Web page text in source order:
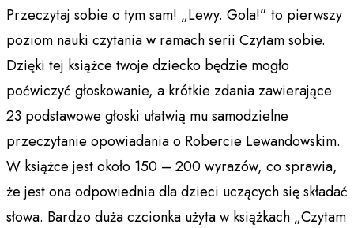
Przeczytaj sobie o tym sam! „Lewy. Gola!” to pierwszy
poziom nauki czytania w ramach serii Czytam sobie.
Dzięki tej książce twoje dziecko będzie mogło
poćwiczyć głoskowanie, a krótkie zdania zawierające
23 podstawowe głoski ułatwią mu samodzielne
przeczytanie opowiadania o Robercie Lewandowskim.
W książce jest około 150 – 200 wyrazów, co sprawia,
że jest ona odpowiednia dla dzieci uczących się składać
słowa. Bardzo duża czcionka użyta w książkach „Czytam